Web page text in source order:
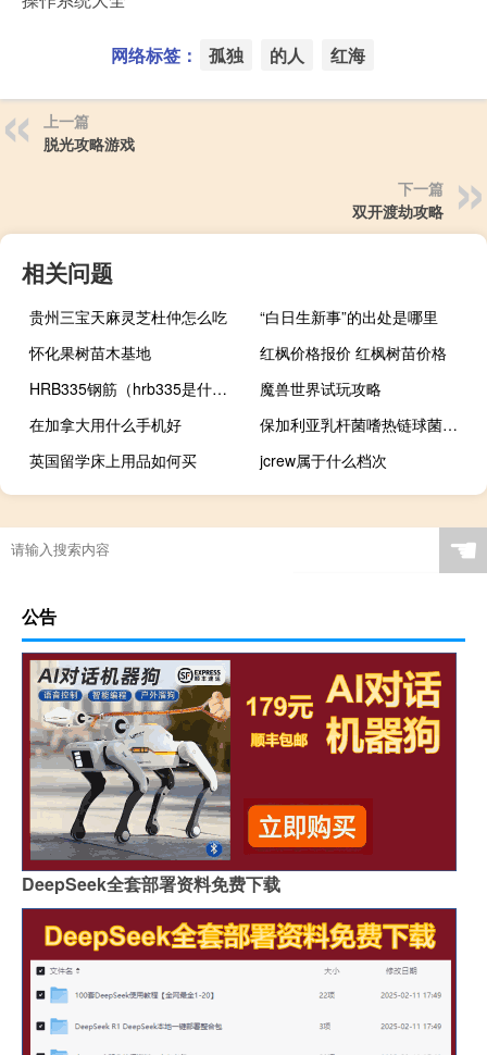
网络标签： 孤独 的人 红海
上一篇
脱光攻略游戏
下一篇
双开渡劫攻略
相关问题
贵州三宝天麻灵芝杜仲怎么吃
“白日生新事”的出处是哪里
怀化果树苗木基地
红枫价格报价 红枫树苗价格
HRB335钢筋（hrb335是什么钢筋）
魔兽世界试玩攻略
在加拿大用什么手机好
保加利亚乳杆菌嗜热链球菌作用（保加利亚乳杆菌和嗜热链球菌有什么区别）
英国留学床上用品如何买
jcrew属于什么档次
☚
公告
DeepSeek全套部署资料免费下载